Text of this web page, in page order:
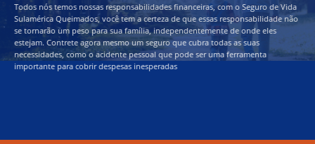
Todos nós temos nossas responsabilidades financeiras, com o Seguro de Vida
Sulamérica Queimados, você tem a certeza de que essas responsabilidade não
se tornarão um peso para sua família, independentemente de onde eles
estejam. Contrete agora mesmo um seguro que cubra todas as suas
necessidades, como o acidente pessoal que pode ser uma ferramenta
importante para cobrir despesas inesperadas